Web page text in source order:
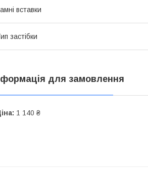
вставки
застібки
для замовлення
1 140 ₴